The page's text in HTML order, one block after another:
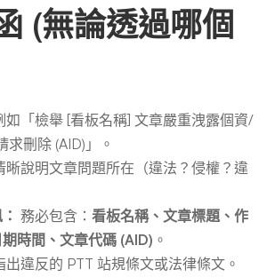
(無論透過哪個
如「檢舉 [看板名稱] 文章嚴重洩露個資/
刪除 (AID)」。
晰說明文章問題所在（違法？侵權？違
務必包含： 看板名稱、文章標題、作
時間、文章代碼 (AID) 。
出違反的 PTT 站規條文或法律條文。